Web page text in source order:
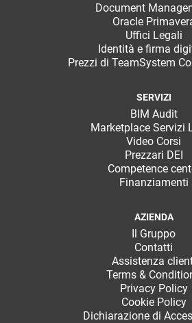
Document
Oracle
Uffici Legali
Identità e firma
Prezzi di TeamSystem
SERVIZI
BIM Audit
Marketplace Servizi
Video Corsi
Prezzari DEI
Competence
Finanziamenti
AZIENDA
Il Gruppo
Contatti
Assistenza
Terms &
Privacy Policy
Cookie Policy
Dichiarazione di